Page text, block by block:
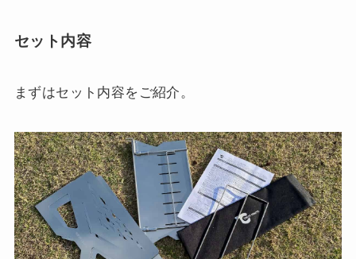
セット内容
まずはセット内容をご紹介。